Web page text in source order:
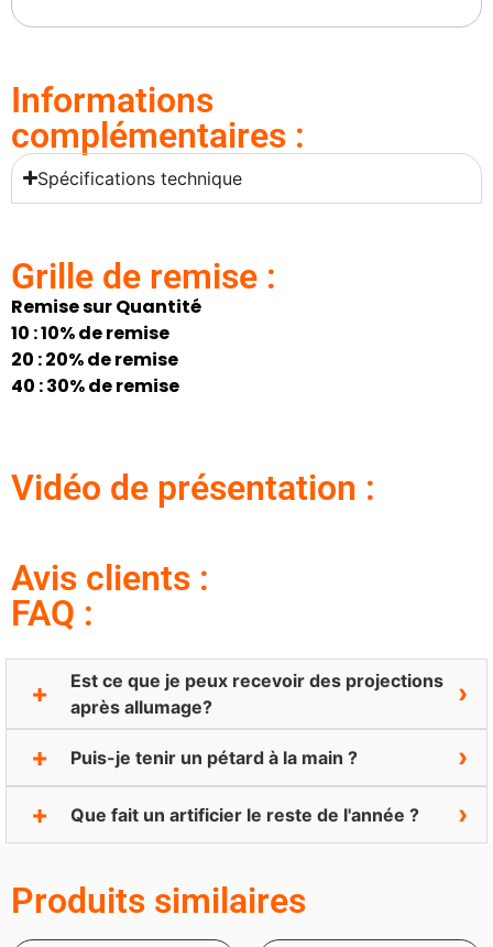
Informations
complémentaires :
Spécifications technique
Grille de remise :
Remise sur Quantité
10 : 10% de remise
20 : 20% de remise
40 : 30% de remise
Vidéo de présentation :
Avis clients :
FAQ :
Est ce que je peux recevoir des projections
après allumage?
Puis-je tenir un pétard à la main ?
Que fait un artificier le reste de l'année ?
Produits similaires